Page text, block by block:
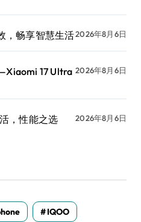
，畅享智慧生活2026年8月6日
17 Ultra 2026年8月6日
，性能之选 2026年8月6日
IQOO